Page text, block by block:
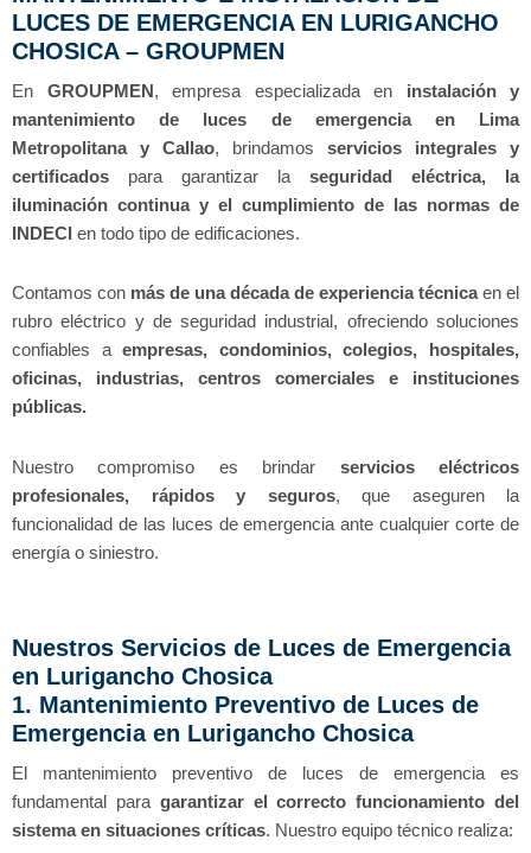
LUCES DE EMERGENCIA EN LURIGANCHO
CHOSICA – GROUPMEN
En GROUPMEN, empresa especializada en instalación y
mantenimiento de luces de emergencia en Lima
Metropolitana y Callao, brindamos servicios integrales y
certificados para garantizar la seguridad eléctrica, la
iluminación continua y el cumplimiento de las normas de
INDECI en todo tipo de edificaciones.
Contamos con más de una década de experiencia técnicaen el
rubro eléctrico y de seguridad industrial, ofreciendo soluciones
confiables aempresas, condominios, colegios, hospitales,
oficinas, industrias, centros comerciales e instituciones
públicas.
Nuestro compromiso es brindar servicios eléctricos
profesionales, rápidos y seguros, que aseguren la
funcionalidad de las luces de emergencia ante cualquier corte de
energía o siniestro.
Nuestros Servicios de Luces de Emergencia
en Lurigancho Chosica
1. Mantenimiento Preventivo de Luces de
Emergencia en Lurigancho Chosica
El mantenimiento preventivo de luces de emergencia es
fundamental para garantizar el correcto funcionamiento del
sistema en situaciones críticas. Nuestro equipo técnico realiza: